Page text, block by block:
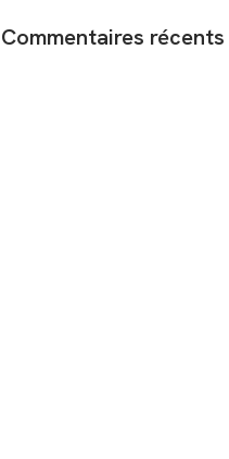
Commentaires récents